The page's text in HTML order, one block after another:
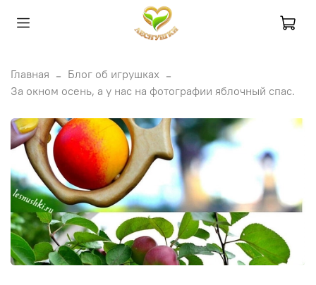
Главная
Блог об игрушках
За окном осень, а у нас на фотографии яблочный спас.